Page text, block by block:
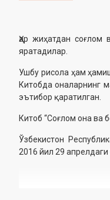
Ҳар жиҳатдан
яратадилар.
Ушбу рисола ҳам
Китобда оналарнинг
эътибор қаратилган.
Китоб “Соғлом она ва
Ўзбекистон
2016 йил 29